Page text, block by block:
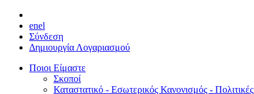
enel
Σύνδεση
Δημιουργία Λογαριασμού
Ποιοι Είμαστε
Σκοποί
Καταστατικό - Εσωτερικός Κανονισμός - Πολιτικές